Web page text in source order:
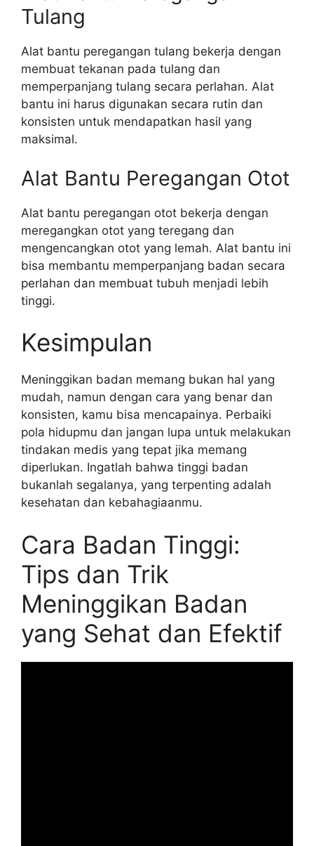
Tulang
Alat bantu peregangan tulang bekerja dengan
membuat tekanan pada tulang dan
memperpanjang tulang secara perlahan. Alat
bantu ini harus digunakan secara rutin dan
konsisten untuk mendapatkan hasil yang
maksimal.
Alat Bantu Peregangan Otot
Alat bantu peregangan otot bekerja dengan
meregangkan otot yang teregang dan
mengencangkan otot yang lemah. Alat bantu ini
bisa membantu memperpanjang badan secara
perlahan dan membuat tubuh menjadi lebih
tinggi.
Kesimpulan
Meninggikan badan memang bukan hal yang
mudah, namun dengan cara yang benar dan
konsisten, kamu bisa mencapainya. Perbaiki
pola hidupmu dan jangan lupa untuk melakukan
tindakan medis yang tepat jika memang
diperlukan. Ingatlah bahwa tinggi badan
bukanlah segalanya, yang terpenting adalah
kesehatan dan kebahagiaanmu.
Cara Badan Tinggi:
Tips dan Trik
Meninggikan Badan
yang Sehat dan Efektif